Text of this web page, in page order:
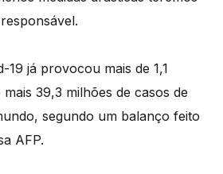
19 já provocou mais de 1,1
39,3 milhões de casos de
segundo um balanço feito
AFP.